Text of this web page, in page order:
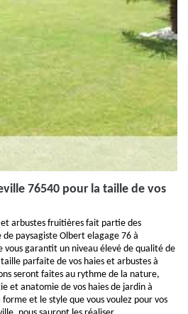
76540 pour la taille de vos
arbustes fruitières fait partie des
paysagiste Olbert elagage 76 à
vous garantit un niveau élevé de qualité de
parfaite de vos haies et arbustes à
seront faites au rythme de la nature,
et anatomie de vos haies de jardin à
et le style que vous voulez pour vos